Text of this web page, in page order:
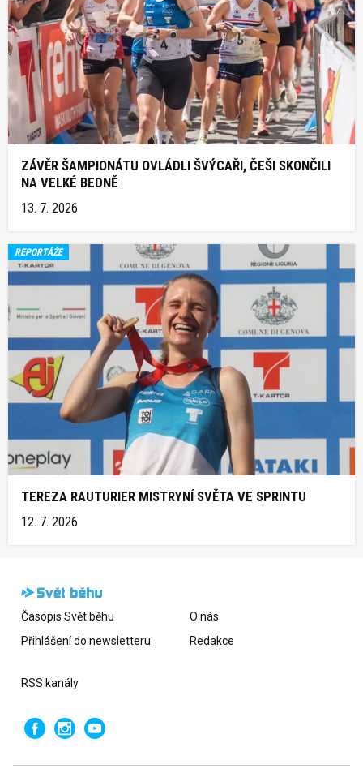
ZÁVĚR ŠAMPIONÁTU OVLÁDLI ŠVÝCAŘI, ČEŠI SKONČILI
NA VELKÉ BEDNĚ
13. 7. 2026
REPORTÁŽE
TEREZA RAUTURIER MISTRYNÍ SVĚTA VE SPRINTU
12. 7. 2026
Časopis Svět běhu
Přihlášení do newsletteru
O nás
Redakce
RSS kanály